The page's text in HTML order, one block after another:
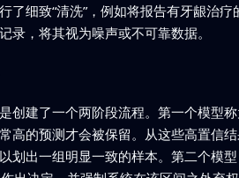
了细致“清洗”，例如将报告有牙龈治
录，将其视为噪声或不可靠数据。
创建了一个两阶段流程。第一个模型
高的预测才会被保留。从这些高置信
出一组明显一致的样本。第二个模